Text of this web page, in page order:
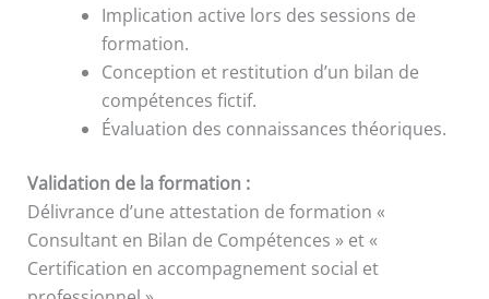
Implication active lors des sessions de
formation.
Conception et restitution d’un bilan de
compétences fictif.
Évaluation des connaissances théoriques.
Validation de la formation :
Délivrance d’une attestation de formation «
Consultant en Bilan de Compétences » et «
Certification en accompagnement social et